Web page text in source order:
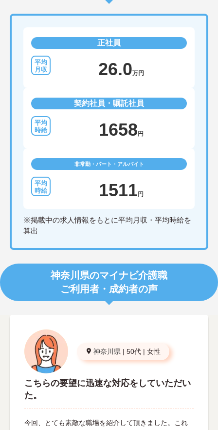
正社員
26.0万円
契約社員・嘱託社員
1658 円
非常勤・パート・アルバイト
1511 円
※掲載中の求人情報をもとに平均月収・平均時給を
算出
神奈川県のマイナビ介護職
ご利用者・成約者の声
神奈川県 | 50代 | 女性
こちらの要望に迅速な対応をしていただい
た。
今回、とても素敵な職場を紹介して頂きました。これ